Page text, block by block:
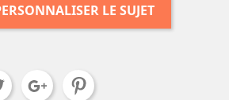
LE SUJET